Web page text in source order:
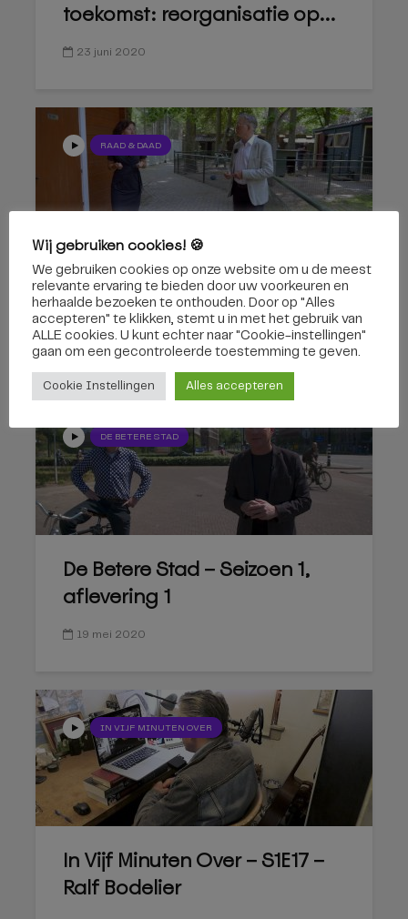
toekomst: reorganisatie op...
23 juni 2020
RAAD & DAAD
Raad & Daad: Op Straat –
S2E28 – Marcelle Hendrickx
DE BETERE STAD
De Betere Stad – Seizoen 1,
aflevering 1
19 mei 2020
IN VIJF MINUTEN OVER
In Vijf Minuten Over – S1E17 –
Ralf Bodelier
Wij gebruiken cookies! 🍪
We gebruiken cookies op onze website om u de meest
relevante ervaring te bieden door uw voorkeuren en
herhaalde bezoeken te onthouden. Door op "Alles
accepteren" te klikken, stemt u in met het gebruik van
ALLE cookies. U kunt echter naar "Cookie-instellingen"
gaan om een ​​gecontroleerde toestemming te geven.
Cookie Instellingen Alles accepteren